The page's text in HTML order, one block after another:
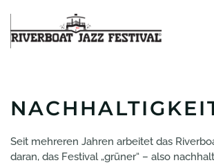
Zum Hauptinhalt springen
Seit mehreren Jahren arbeitet das
daran, das Festival „grüner“ – also